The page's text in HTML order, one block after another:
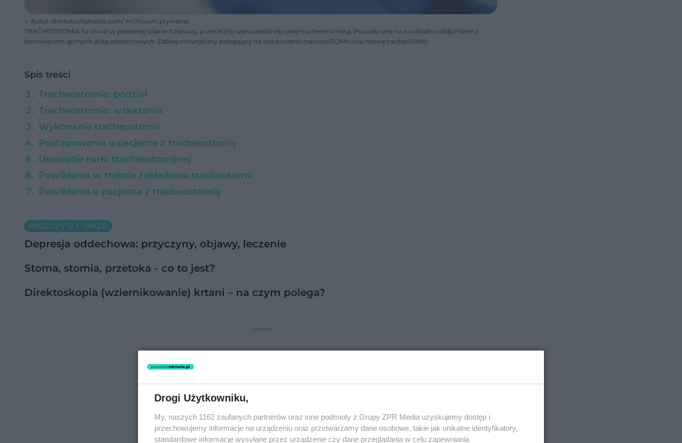
Autor: thinkstockphotos.com/ Archiwum prywatne
TRACHEOSTOMIA to otwór w przedniej ścianie tchawicy, przez który wprowadza się rurkę tracheostomijną. Pozwala ona na swobodne oddychanie z
pominięciem górnych dróg oddechowych. Zabieg chirurgiczny polegający na wytworzeniu tracheoSTOMII nosi nazwę tracheoTOMII.
Spis treści
Tracheostomia: podział
Tracheostomia: wskazania
Wykonanie tracheostomii
Postępowanie u pacjenta z tracheostomią
Usunięcie rurki tracheostomijnej
Powikłania w trakcie zakładania tracheotomii
Powikłania u pacjenta z tracheostomią
PRZECZYTAJ TAKŻE:
Depresja oddechowa: przyczyny, objawy, leczenie
Stoma, stomia, przetoka - co to jest?
Direktoskopia (wziernikowanie) krtani – na czym polega?
Drogi Użytkowniku,
My, naszych 1162 zaufanych partnerów oraz inne podmioty z Grupy ZPR Media uzyskujemy dostęp i
przechowujemy informacje na urządzeniu oraz przetwarzamy dane osobowe, takie jak unikalne identyfikatory,
standardowe informacje wysyłane przez urządzenie czy dane przeglądania w celu zapewniania